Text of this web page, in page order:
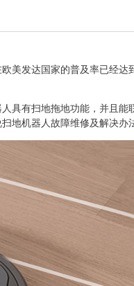
美发达国家的普及率已经达
具有扫地拖地功能，并且能
地机器人故障维修及解决办